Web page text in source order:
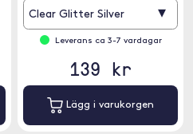
Clear Glitter Silver ▾
Leverans ca 3-7 vardagar
139 kr
Lägg i varukorgen